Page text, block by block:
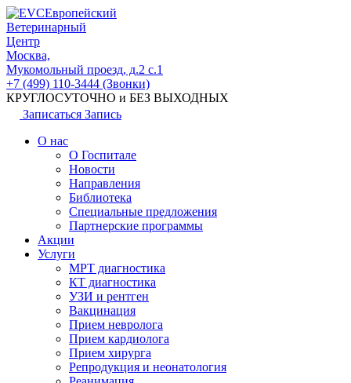
Европейский
Ветеринарный
Центр
Москва,
Мукомольный проезд, д.2 с.1
+7 (499) 110-3444 (Звонки)
КРУГЛОСУТОЧНО и БЕЗ ВЫХОДНЫХ
Записаться Запись
О нас
О Госпитале
Новости
Направления
Библиотека
Специальные предложения
Партнерские программы
Акции
Услуги
МРТ диагностика
КТ диагностика
УЗИ и рентген
Вакцинация
Прием невролога
Прием кардиолога
Прием хирурга
Репродукция и неонатология